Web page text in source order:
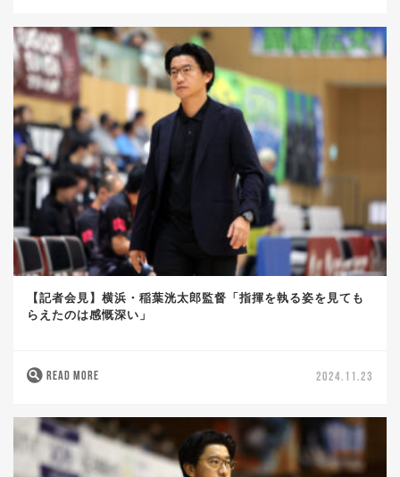
【記者会見】横浜・稲葉洸太郎監督「指揮を執る姿を見ても
らえたのは感慨深い」
READ MORE 2024.11.23